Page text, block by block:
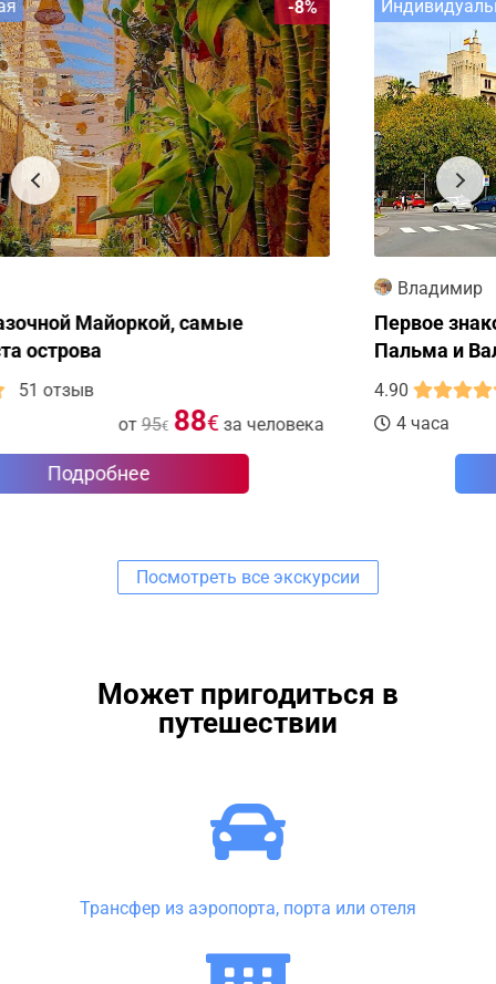
-11%
Индивидуальная
Первое знакомство с островом Майорка,
Пальма и Вальдемоса
4.90
от 70€ за человека
Посмотреть все экскурсии
Может пригодиться в
путешествии
Трансфер из аэропорта, порта или отеля